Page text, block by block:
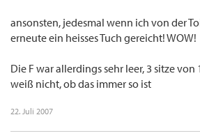
ansonsten, jedesmal wenn ich von der
erneute ein heisses Tuch gereicht! WOW!
Die F war allerdings sehr leer, 3 sitze von
weiß nicht, ob das immer so ist
22. Juli 2007